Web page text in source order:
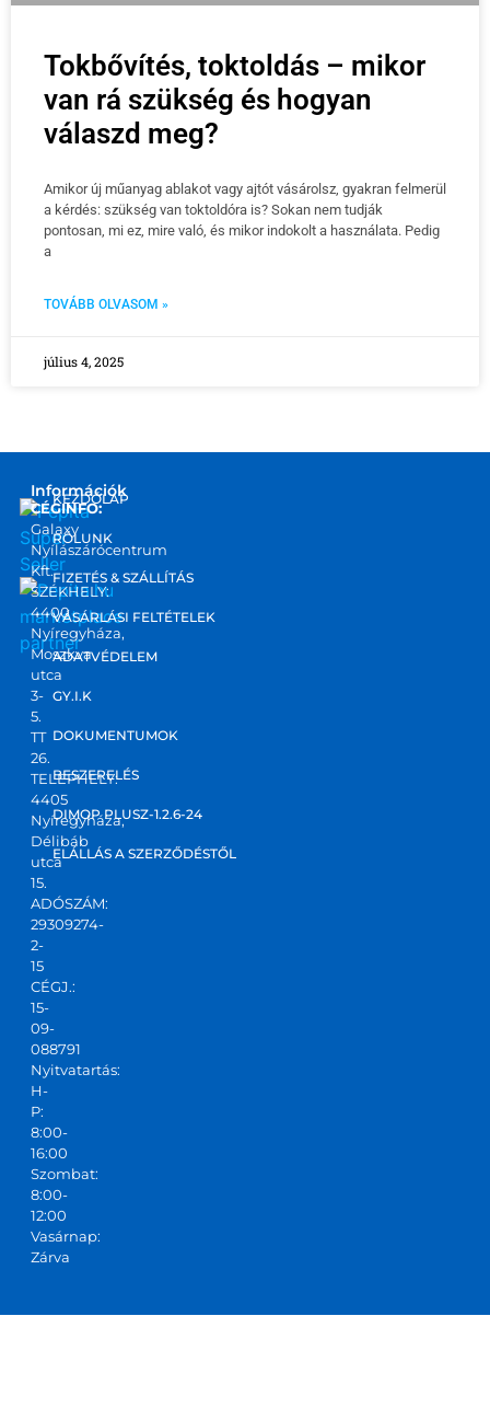
Tokbővítés, toktoldás – mikor
van rá szükség és hogyan
válaszd meg?
Amikor új műanyag ablakot vagy ajtót vásárolsz, gyakran felmerül
a kérdés: szükség van toktoldóra is? Sokan nem tudják
pontosan, mi ez, mire való, és mikor indokolt a használata. Pedig
a
TOVÁBB OLVASOM »
július 4, 2025
marketplace
partner
Információk
CÉGINFO:
Galaxy
Nyílászárócentrum
Kft.
SZÉKHELY:
4400
Nyíregyháza,
Moszkva
utca
3-
5.
TT
26.
TELEPHELY:
4405
Nyíregyháza,
Délibáb
utca
15.
ADÓSZÁM:
29309274-
2-
15
CÉGJ.:
15-
09-
088791
Nyitvatartás:
H-
P:
8:00-
16:00
Szombat:
8:00-
12:00
Vasárnap:
Zárva
KEZDŐLAP
RÓLUNK
FIZETÉS & SZÁLLÍTÁS
VÁSÁRLÁSI FELTÉTELEK
ADATVÉDELEM
GY.I.K
DOKUMENTUMOK
BESZERELÉS
DIMOP PLUSZ-1.2.6-24
ELÁLLÁS A SZERZŐDÉSTŐL